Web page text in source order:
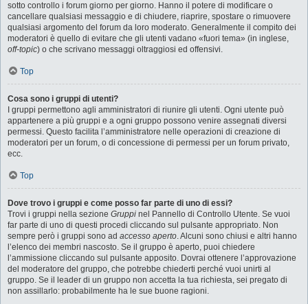
sotto controllo i forum giorno per giorno. Hanno il potere di modificare o
cancellare qualsiasi messaggio e di chiudere, riaprire, spostare o rimuovere
qualsiasi argomento del forum da loro moderato. Generalmente il compito dei
moderatori è quello di evitare che gli utenti vadano «fuori tema» (in inglese,
off-topic) o che scrivano messaggi oltraggiosi ed offensivi.
Top
Cosa sono i gruppi di utenti?
I gruppi permettono agli amministratori di riunire gli utenti. Ogni utente può
appartenere a più gruppi e a ogni gruppo possono venire assegnati diversi
permessi. Questo facilita l’amministratore nelle operazioni di creazione di
moderatori per un forum, o di concessione di permessi per un forum privato,
ecc.
Top
Dove trovo i gruppi e come posso far parte di uno di essi?
Trovi i gruppi nella sezione Gruppi nel Pannello di Controllo Utente. Se vuoi
far parte di uno di questi procedi cliccando sul pulsante appropriato. Non
sempre però i gruppi sono ad accesso aperto. Alcuni sono chiusi e altri hanno
l’elenco dei membri nascosto. Se il gruppo è aperto, puoi chiedere
l’ammissione cliccando sul pulsante apposito. Dovrai ottenere l’approvazione
del moderatore del gruppo, che potrebbe chiederti perché vuoi unirti al
gruppo. Se il leader di un gruppo non accetta la tua richiesta, sei pregato di
non assillarlo: probabilmente ha le sue buone ragioni.